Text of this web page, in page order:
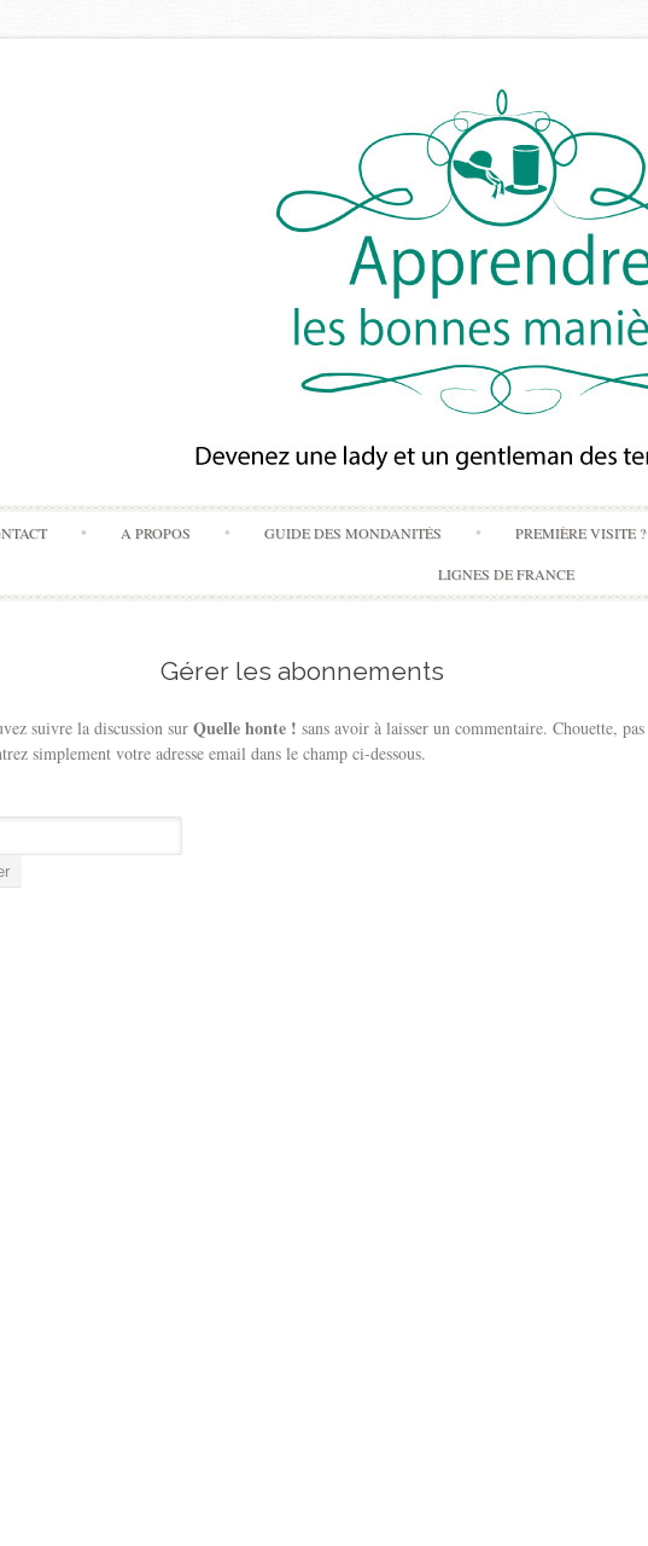
Skip
to
content
A PROPOS GUIDE DES MONDANITÉS PREMIÈRE VISITE ?
LIGNES DE FRANCE
Gérer les abonnements
suivre la discussion sur Quelle honte ! sans avoir à laisser un commentaire. Chouette, pas
simplement votre adresse email dans le champ ci-dessous.